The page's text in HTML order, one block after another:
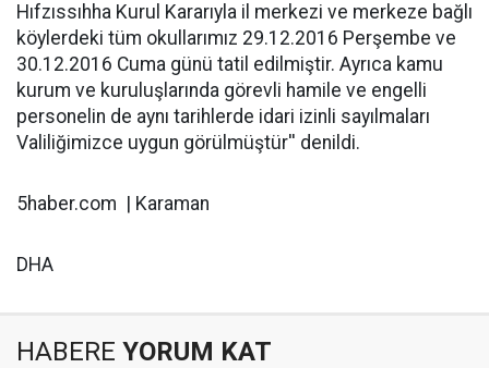
Hıfzıssıhha Kurul Kararıyla il merkezi ve merkeze bağlı
köylerdeki tüm okullarımız 29.12.2016 Perşembe ve
30.12.2016 Cuma günü tatil edilmiştir. Ayrıca kamu
kurum ve kuruluşlarında görevli hamile ve engelli
personelin de aynı tarihlerde idari izinli sayılmaları
Valiliğimizce uygun görülmüştür'' denildi.
5haber.com | Karaman
DHA
HABERE YORUM KAT